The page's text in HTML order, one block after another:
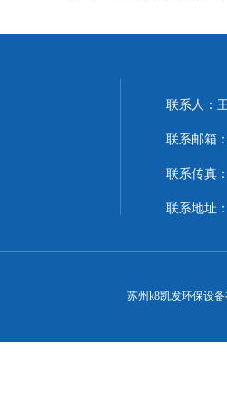
联系人：
联系邮箱
联系传真
联系地址
苏州k8凯发环保